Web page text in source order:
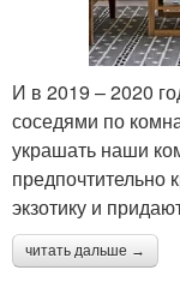
И в 2019 – 2020
соседями по
украшать наши
предпочтительно
экзотику и
читать дальше →